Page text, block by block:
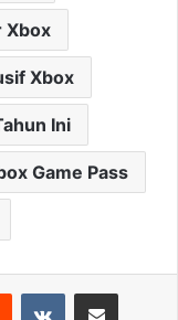
Xbox
Xbox
Ini
Game Pass
Reddit VKontakteShare via Email